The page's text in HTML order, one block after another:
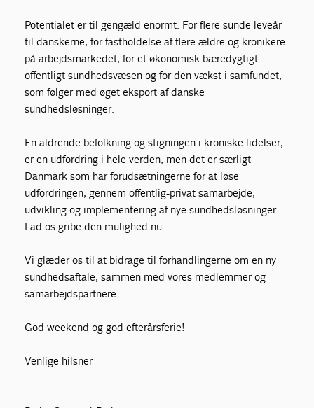
Potentialet er til gengæld enormt. For flere sunde leveår
til danskerne, for fastholdelse af flere ældre og kronikere
på arbejdsmarkedet, for et økonomisk bæredygtigt
offentligt sundhedsvæsen og for den vækst i samfundet,
som følger med øget eksport af danske
sundhedsløsninger.
En aldrende befolkning og stigningen i kroniske lidelser,
er en udfordring i hele verden, men det er særligt
Danmark som har forudsætningerne for at løse
udfordringen, gennem offentlig-privat samarbejde,
udvikling og implementering af nye sundhedsløsninger.
Lad os gribe den mulighed nu.
Vi glæder os til at bidrage til forhandlingerne om en ny
sundhedsaftale, sammen med vores medlemmer og
samarbejdspartnere.
God weekend og god efterårsferie!
Venlige hilsner